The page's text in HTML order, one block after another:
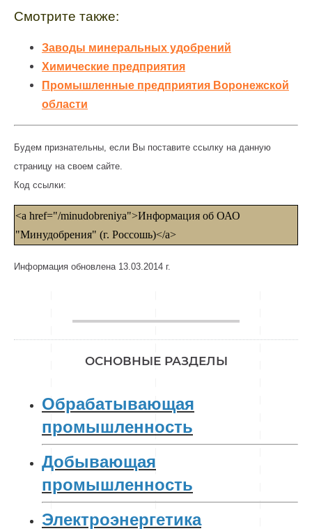
Смотрите также:
Заводы минеральных удобрений
Химические предприятия
Промышленные предприятия Воронежской
области
Будем признательны, если Вы поставите ссылку на данную
страницу на своем сайте.
Код ссылки:
<a href="/minudobreniya">Информация об ОАО
"Минудобрения" (г. Россошь)</a>
Информация обновлена 13.03.2014 г.
________________
ОСНОВНЫЕ РАЗДЕЛЫ
Обрабатывающая
промышленность
Добывающая
промышленность
Электроэнергетика